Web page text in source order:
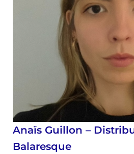
Anaïs Guillon –
Balaresque